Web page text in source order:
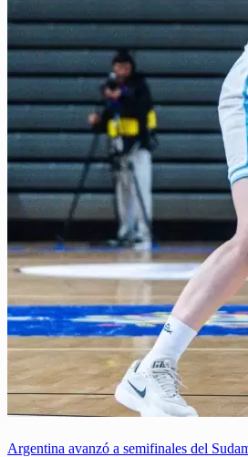
Argentina avanzó a semifinales del